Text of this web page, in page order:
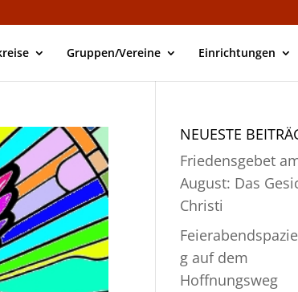
Gruppen/Vereine Einrichtungen
NEUESTE
Friedensgebet
August: Das
Christi
g auf dem
Hoffnungsweg